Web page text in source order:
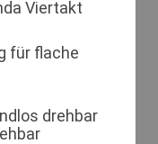
Viertakt
für flache
drehbar